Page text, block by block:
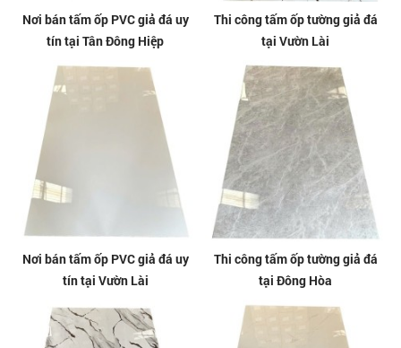
Nơi bán tấm ốp PVC giả đá uy
tín tại Tân Đông Hiệp
Thi công tấm ốp tường giả đá
tại Vườn Lài
Nơi bán tấm ốp PVC giả đá uy
tín tại Vườn Lài
Thi công tấm ốp tường giả đá
tại Đông Hòa